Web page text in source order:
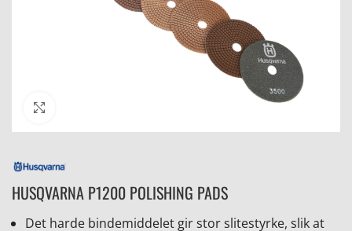
HUSQVARNA P1200 POLISHING PADS
Det harde bindemiddelet gir stor slitestyrke, slik at